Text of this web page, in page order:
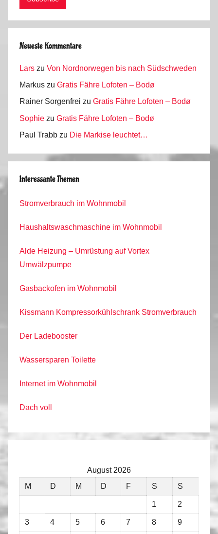
k
Neueste Kommentare
Lars zu Von Nordnorwegen bis nach Südschweden
Markus zu Gratis Fähre Lofoten – Bodø
Rainer Sorgenfrei zu Gratis Fähre Lofoten – Bodø
Sophie zu Gratis Fähre Lofoten – Bodø
Paul Trabb zu Die Markise leuchtet…
Interessante Themen
Stromverbrauch im Wohnmobil
Haushaltswaschmaschine im Wohnmobil
Alde Heizung – Umrüstung auf Vortex
Umwälzpumpe
Gasbackofen im Wohnmobil
Kissmann Kompressorkühlschrank Stromverbrauch
Der Ladebooster
Wassersparen Toilette
Internet im Wohnmobil
Dach voll
August 2026
M
D M D F S S
1 2
3 4 5 6 7 8 9